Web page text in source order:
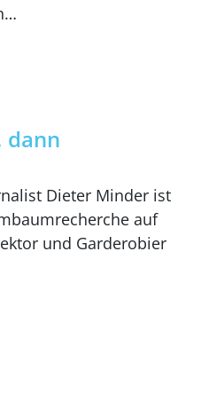
dann
Dieter Minder ist
auf
und Garderobier